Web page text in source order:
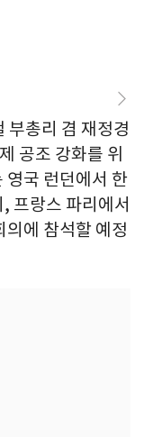
부총리 겸 재정경
공조 강화를 위
영국 런던에서 한
프랑스 파리에서
에 참석할 예정